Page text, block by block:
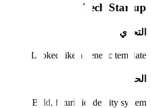
Tech Startup
التحدي
Looked like a generic template.
الحل
Bold, futuristic identity system.